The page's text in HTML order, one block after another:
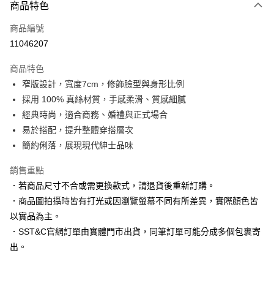
信用卡一次付款
信用卡分期付款
合作金庫商業銀行
華南商業銀行
彰化商業銀行
上海商業儲蓄銀行
台北富邦商業銀行
國泰世華商業銀行
兆豐國際商業銀行
臺灣中小企業銀行
匯豐（台灣）商業銀行
聯邦商業銀行
元大商業銀行
台新國際商業銀行
中國信託商業銀行
台灣樂天信用卡公司
6 期 0 利率 每期
華南商業銀行
彰化商業銀行
上海商業儲蓄銀行
台北富邦商業銀行
國泰世華商業銀行
臺灣中小企業銀行
聯邦商業銀行
元大商業銀行
永豐商業銀行
玉山商業銀行
星展（台灣）商業銀行
台灣樂天信用卡公司
LINE Pay
Apple Pay
街口支付
悠遊付
Google Pay
商品特色
商品編號
11046207
商品特色
窄版設計，寬度7cm，修飾臉型與身形比例
採用 100% 真絲材質，手感柔滑、質感細膩
經典時尚，適合商務、婚禮與正式場合
易於搭配，提升整體穿搭層次
簡約俐落，展現現代紳士品味
銷售重點
．若商品尺寸不合或需更換款式，請退貨後重新訂購。
．商品圖拍攝時皆有打光或因瀏覽螢幕不同有所差異，實際顏色皆
以實品為主。
．SST&C官網訂單由實體門市出貨，同筆訂單可能分成多個包裹寄
出。